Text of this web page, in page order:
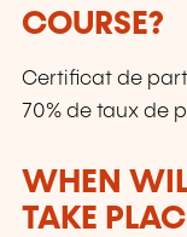
COURSE?
Certificat de
70% de taux de
WHEN
TAKE